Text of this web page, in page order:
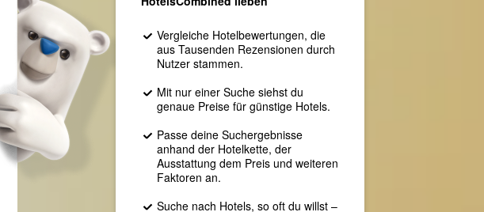
Vergleiche Hotelbewertungen, die
aus Tausenden Rezensionen durch
Nutzer stammen.
Mit nur einer Suche siehst du
genaue Preise für günstige Hotels.
Passe deine Suchergebnisse
anhand der Hotelkette, der
Ausstattung dem Preis und weiteren
Faktoren an.
Suche nach Hotels, so oft du willst –